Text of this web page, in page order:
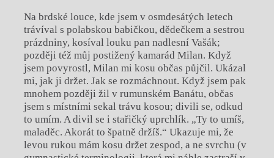
Na brdské louce, kde jsem v osmdesátých letech
trávíval s polabskou babičkou, dědečkem a sestrou
prázdniny, kosíval louku pan nadlesní Vašák;
později též můj postižený kamarád Milan. Když
jsem povyrostl, Milan mi kosu občas půjčil. Ukázal
mi, jak ji držet. Jak se rozmáchnout. Když jsem pak
mnohem později žil v rumunském Banátu, občas
jsem s místními sekal trávu kosou; divili se, odkud
to umím. A divil se i stařičký uprchlík. „Ty to umíš,
maladěc. Akorát to špatně držíš.“ Ukazuje mi, že
levou rukou mám kosu držet zespod, a ne svrchu (v